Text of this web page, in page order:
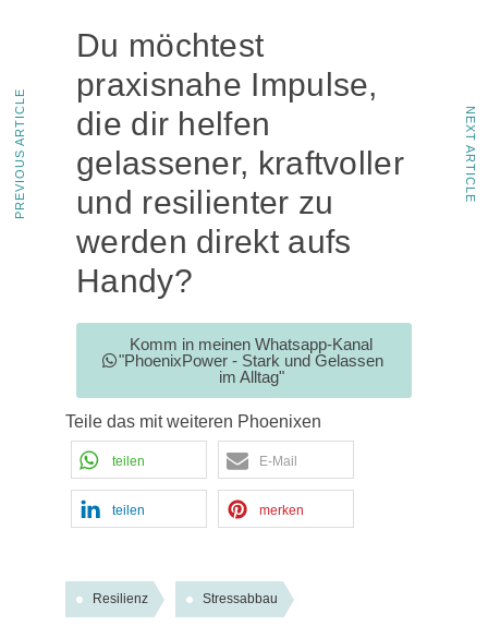
Du möchtest
praxisnahe Impulse,
die dir helfen
gelassener, kraftvoller
und resilienter zu
werden direkt aufs
Handy?
Komm in meinen Whatsapp-Kanal
"PhoenixPower - Stark und Gelassen
im Alltag"
Teile das mit weiteren Phoenixen
teilen E-Mail
teilen merken
Resilienz Stressabbau
PREVIOUS ARTICLE NEXT ARTICLE